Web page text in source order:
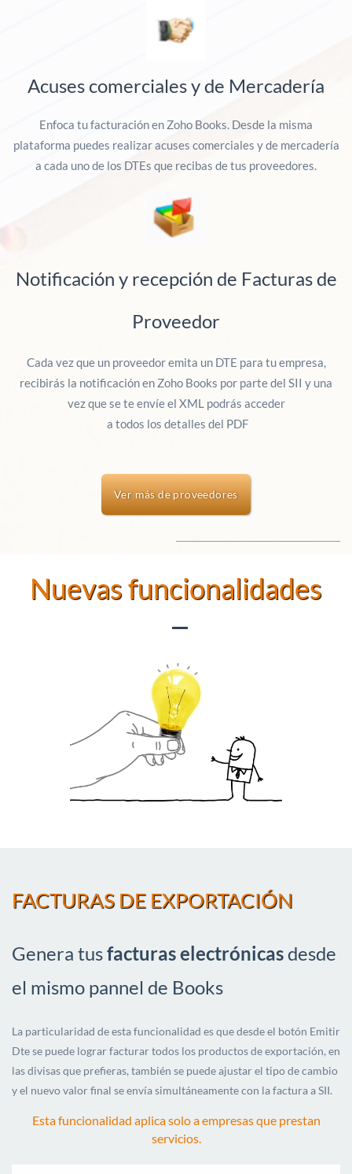
Acuses comerciales y de Mercadería
Enfoca tu facturación en Zoho Books. Desde la misma
plataforma puedes realizar acuses comerciales y de mercadería
a cada uno de los DTEs que recibas de tus proveedores.
Notificación y recepción de Facturas de
Proveedor
Cada vez que un proveedor emita un DTE para tu empresa,
recibirás la notificación en Zoho Books por parte del SII y una
vez que se te envíe el XML podrás acceder
a todos los detalles del PDF
Ver más de proveedores
Nuevas funcionalidades
FACTURAS DE EXPORTACIÓN
Genera tusfacturas electrónicas desde
el mismo pannel de Books
La particularidad de esta funcionalidad es que desde el botón Emitir
Dte se puede lograr facturar todos los productos de exportación, en
las divisas que prefieras, también se puede ajustar el tipo de cambio
y el nuevo valor final se envía simultáneamente con la factura a SII.
Esta funcionalidad aplica solo a empresas que prestan
servicios.